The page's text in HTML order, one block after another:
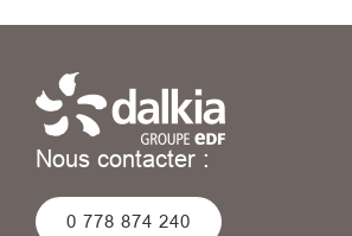
Nous contacter :
0 778 874 240